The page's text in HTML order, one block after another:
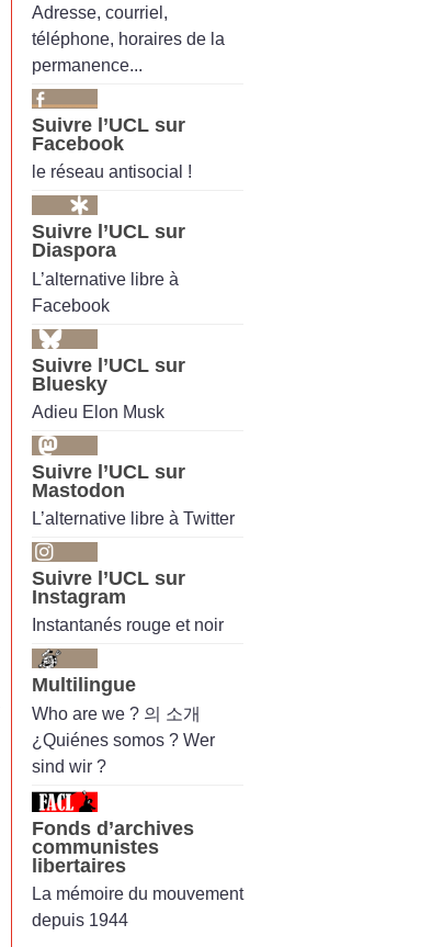
Adresse, courriel,
téléphone, horaires de la
permanence...
Suivre l’UCL sur
Facebook
le réseau antisocial !
Suivre l’UCL sur
Diaspora
L’alternative libre à
Facebook
Suivre l’UCL sur
Bluesky
Adieu Elon Musk
Suivre l’UCL sur
Mastodon
L’alternative libre à Twitter
Suivre l’UCL sur
Instagram
Instantanés rouge et noir
Multilingue
Who are we ? 의 소개
¿Quiénes somos ? Wer
sind wir ?
Fonds d’archives
communistes
libertaires
La mémoire du mouvement
depuis 1944